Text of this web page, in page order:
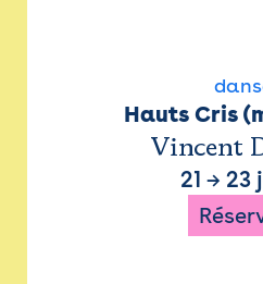
Hauts Cris
Vincent
21 → 23